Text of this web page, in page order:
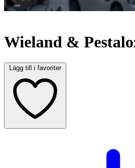
Wieland &
Lägg till i favoriter